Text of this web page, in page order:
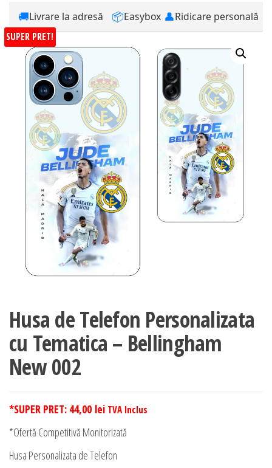
🚚Livrare la adresă 📦Easybox 👤Ridicare personală
SUPER PRET!
Husa de Telefon Personalizata
cu Tematica – Bellingham
New 002
*SUPER PRET: 44,00 lei TVA Inclus
*Ofertă Competitivă Monitorizată
Husa Personalizata de Telefon